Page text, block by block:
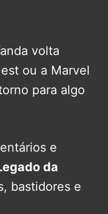
volta
ou a Marvel
para algo
e
da
bastidores e